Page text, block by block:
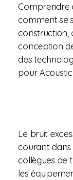
Comprendre
comment se
construction,
conception
des
pour
Le bruit
courant dans
collègues de
les